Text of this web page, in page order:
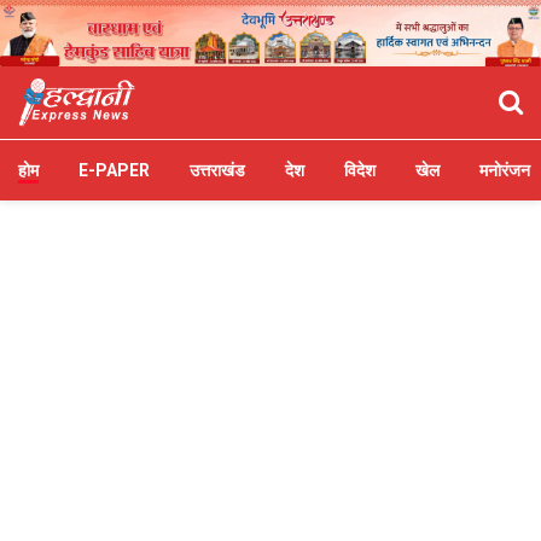
होम E-PAPER उत्तराखंड देश विदेश खेल मनोरंजन